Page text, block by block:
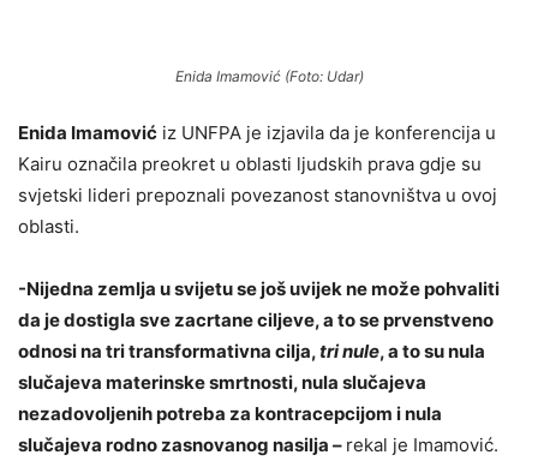
Enida Imamović (Foto: Udar)
Enida Imamović iz UNFPA je izjavila da je konferencija u
Kairu označila preokret u oblasti ljudskih prava gdje su
svjetski lideri prepoznali povezanost stanovništva u ovoj
oblasti.
-Nijedna zemlja u svijetu se još uvijek ne može pohvaliti
da je dostigla sve zacrtane ciljeve, a to se prvenstveno
odnosi na tri transformativna cilja,tri nule, a to su nula
slučajeva materinske smrtnosti, nula slučajeva
nezadovoljenih potreba za kontracepcijom i nula
slučajeva rodno zasnovanog nasilja – rekal je Imamović.